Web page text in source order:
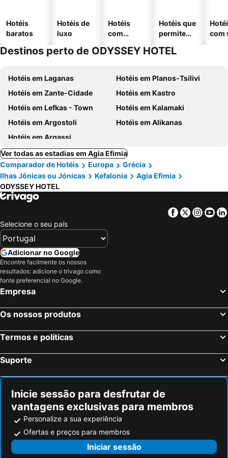
Hotéis
baratos
Hotéis de
luxo
Hotéis
com
Hotéis que
permitem
com
Destinos perto de ODYSSEY HOTEL
Hotéis em Laganas
Hotéis em Planos-Tsilivi
Hotéis em Zante-Cidade
Hotéis em Kastro
Hotéis em Lefkas - Town
Hotéis em Kalamaki
Hotéis em Argostoli
Hotéis em Alikanas
Hotéis em Argassi
Ver todas as estadias em Agia Efimia
Comparador de Hotéis
Europa
Grécia
Ilhas Jônicas ou Jónicas
Kefalonia
Agia Efimia
ODYSSEY HOTEL
Facebook
Twitter
Selecione o seu país
Adicionar no Google
Encontre facilmente os nossos
resultados: adicione o trivago como
fonte preferencial no Google.
Empresa
Os nossos produtos
Termos e políticas
Suporte
Inicie sessão para desfrutar de
vantagens exclusivas para membros
Personalize a sua experiência
Ofertas e preços para membros
Iniciar sessão